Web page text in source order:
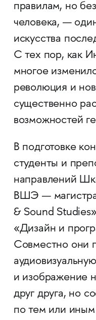
правилам, но
человека, —
искусства
С тех пор, как
многое
революция и
существенно
возможностей
В подготовке
студенты и
направлений
ВШЭ —
& Sound
«Дизайн и
Совместно они
и изображение
друг друга, но
по тем или